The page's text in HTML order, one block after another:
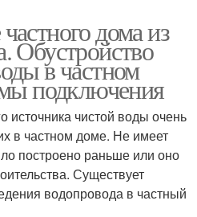
дома из
Обустройство
в частном
подключения
источника чистой воды очень
в частном доме. Не имеет
построено раньше или оно
Существует
водопровода в частный